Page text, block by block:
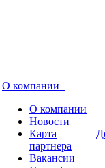
О компании
О компании
Новости
Карта
партнера
Вакансии